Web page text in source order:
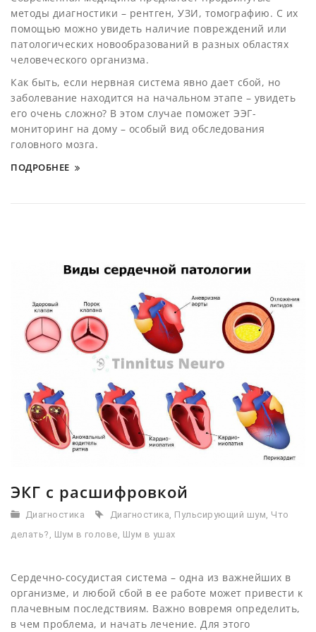
методы диагностики – рентген, УЗИ, томографию. С их
помощью можно увидеть наличие повреждений или
патологических новообразований в разных областях
человеческого организма.
Как быть, если нервная система явно дает сбой, но
заболевание находится на начальном этапе – увидеть
его очень сложно? В этом случае поможет ЭЭГ-
мониторинг на дому – особый вид обследования
головного мозга.
ПОДРОБНЕЕ
ЭКГ с расшифровкой
Диагностика Диагностика, Пульсирующий шум, Что
делать? , Шум в голове, Шум в ушах
Сердечно-сосудистая система – одна из важнейших в
организме, и любой сбой в ее работе может привести к
плачевным последствиям. Важно вовремя определить,
в чем проблема, и начать лечение. Для этого